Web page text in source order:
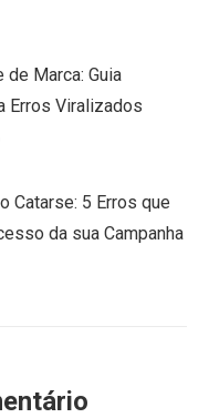
de Marca: Guia
Erros Viralizados
Catarse: 5 Erros que
da sua Campanha